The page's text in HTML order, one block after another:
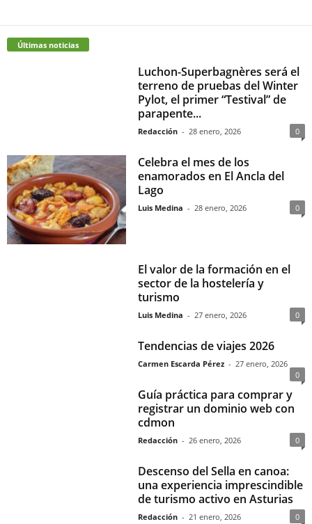
Últimas noticias
Luchon-Superbagnères será el
terreno de pruebas del Winter
Pylot, el primer “Testival” de
parapente...
Redacción - 28 enero, 2026 0
Celebra el mes de los
enamorados en El Ancla del
Lago
Luis Medina - 28 enero, 2026 0
El valor de la formación en el
sector de la hostelería y
turismo
Luis Medina - 27 enero, 2026 0
Tendencias de viajes 2026
Carmen Escarda Pérez - 27 enero, 2026
0
Guía práctica para comprar y
registrar un dominio web con
cdmon
Redacción - 26 enero, 2026 0
Descenso del Sella en canoa:
una experiencia imprescindible
de turismo activo en Asturias
Redacción - 21 enero, 2026 0